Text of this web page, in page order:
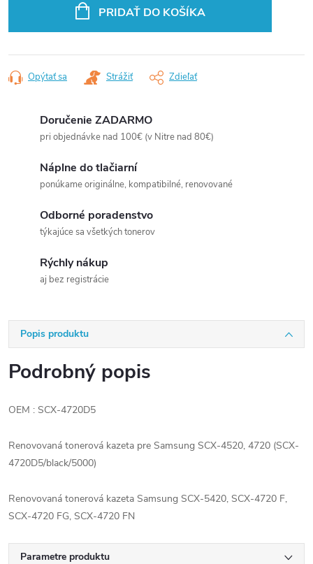
PRIDAŤ DO KOŠÍKA
Opýtať sa Strážiť Zdieľať
Doručenie ZADARMO
pri objednávke nad 100€ (v Nitre nad 80€)
Náplne do tlačiarní
ponúkame originálne, kompatibilné, renovované
Odborné poradenstvo
týkajúce sa všetkých tonerov
Rýchly nákup
aj bez registrácie
Popis produktu
Podrobný popis
OEM : SCX-4720D5
Renovovaná tonerová kazeta pre Samsung SCX-4520, 4720 (SCX-
4720D5/black/5000)
Renovovaná tonerová kazeta Samsung SCX-5420, SCX-4720 F,
SCX-4720 FG, SCX-4720 FN
Parametre produktu